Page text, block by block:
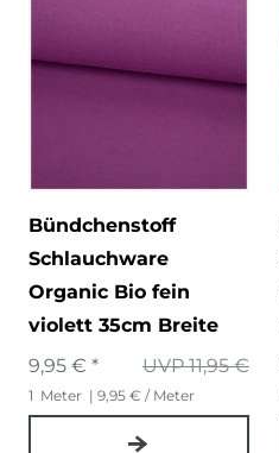
Bündchenstoff
Schlauchware
Organic Bio fein
violett 35cm Breite
UVP 11,95 €
9,95 € *
1 Meter | 9,95 € / Meter